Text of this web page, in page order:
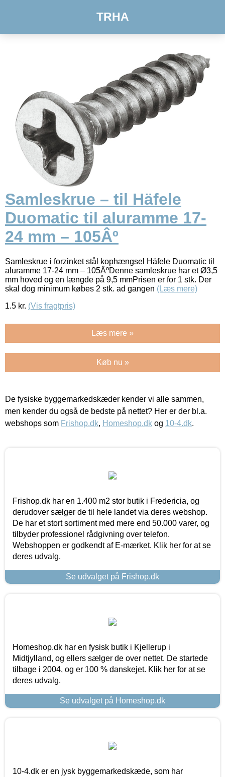
TRHA
Samleskrue – til Häfele
Duomatic til aluramme 17-
24 mm – 105Âº
Samleskrue i forzinket stål kophængsel Häfele Duomatic til
aluramme 17-24 mm – 105ÂºDenne samleskrue har et Ø3,5
mm hoved og en længde på 9,5 mmPrisen er for 1 stk. Der
skal dog minimum købes 2 stk. ad gangen (Læs mere)
1.5 kr. (Vis fragtpris)
Læs mere »
Køb nu »
De fysiske byggemarkedskæder kender vi alle sammen,
men kender du også de bedste på nettet? Her er der bl.a.
webshops som Frishop.dk, Homeshop.dk og 10-4.dk.
Frishop.dk har en 1.400 m2 stor butik i Fredericia, og
derudover sælger de til hele landet via deres webshop.
De har et stort sortiment med mere end 50.000 varer, og
tilbyder professionel rådgivning over telefon.
Webshoppen er godkendt af E-mærket. Klik her for at se
deres udvalg.
Se udvalget på Frishop.dk
Homeshop.dk har en fysisk butik i Kjellerup i
Midtjylland, og ellers sælger de over nettet. De startede
tilbage i 2004, og er 100 % danskejet. Klik her for at se
deres udvalg.
Se udvalget på Homeshop.dk
10-4.dk er en jysk byggemarkedskæde, som har